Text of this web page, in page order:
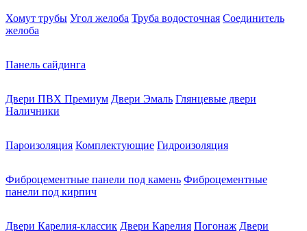
Хомут трубы Угол желоба Труба водосточная Соединитель
желоба
Панель сайдинга
Двери ПВХ Премиум Двери Эмаль Глянцевые двери
Наличники
Пароизоляция Комплектующие Гидроизоляция
Фиброцементные панели под камень Фиброцементные
панели под кирпич
Двери Карелия-классик Двери Карелия Погонаж Двери